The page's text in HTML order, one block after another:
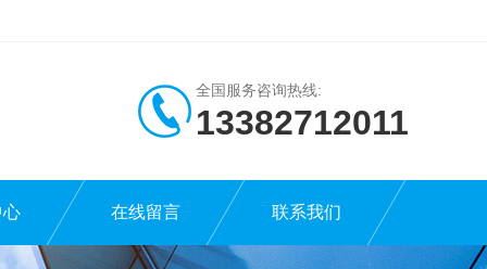
全国服务咨询热线:
13382712011
心 在线留言 联系我们